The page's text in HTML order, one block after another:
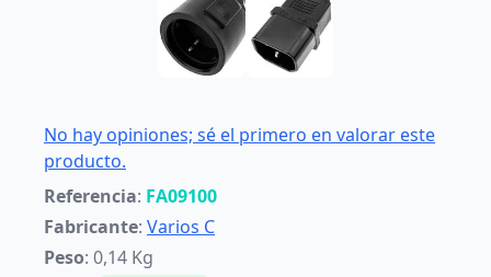
No hay opiniones; sé el primero en valorar este
producto.
Referencia: FA09100
Fabricante: Varios C
Peso: 0,14 Kg